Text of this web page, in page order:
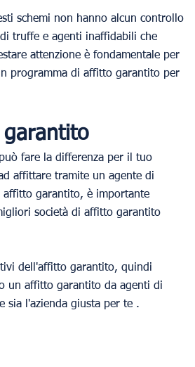
schemi non hanno alcun controllo
truffe e agenti inaffidabili che
attenzione è fondamentale per
programma di affitto garantito per
garantito
fare la differenza per il tuo
affittare tramite un agente di
affitto garantito, è importante
società di affitto garantito
dell'affitto garantito, quindi
un affitto garantito da agenti di
sia l'azienda giusta per te .